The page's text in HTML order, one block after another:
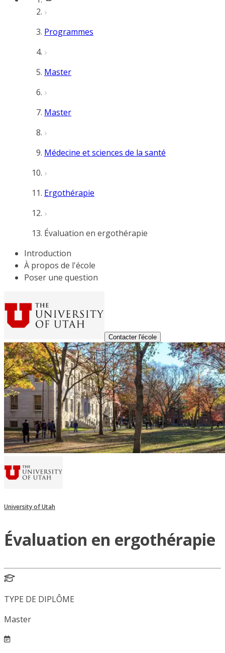
Programmes
Master
Master
Médecine et sciences de la santé
Ergothérapie
Évaluation en ergothérapie
Introduction
À propos de l'école
Poser une question
Contacter l'école
University of Utah
Évaluation en ergothérapie
TYPE DE DIPLÔME
Master